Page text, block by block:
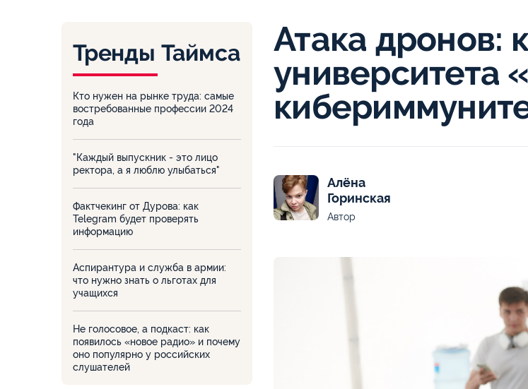
Тренды Таймса
Кто нужен на рынке труда: самые
востребованные профессии 2024
года
"Каждый выпускник - это лицо
ректора, а я люблю улыбаться"
Фактчекинг от Дурова: как
Telegram будет проверять
информацию
Аспирантура и служба в армии:
что нужно знать о льготах для
учащихся
Не голосовое, а подкаст: как
появилось «новое радио» и почему
оно популярно у российских
слушателей
Атака дронов:
университета
Алёна
Горинская
Автор